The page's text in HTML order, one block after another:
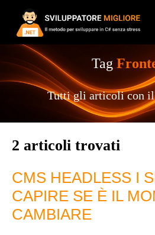
Tag
Tutti gli articoli con il
2 articoli trovati
CMS HEADLESS I
CAPIRE SE È IL
CAMBIARE